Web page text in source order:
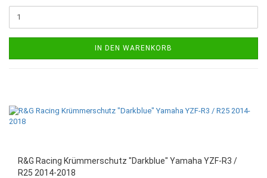
IN DEN WARENKORB
R&G Racing Krümmerschutz "Darkblue" Yamaha YZF-R3 /
R25 2014-2018